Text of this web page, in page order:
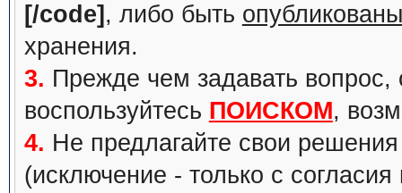
[/code] , либо быть
хранения.
3. Прежде чем задавать вопрос,
воспользуйтесь ПОИСКОМ,
4. Не предлагайте свои
(исключение - только с